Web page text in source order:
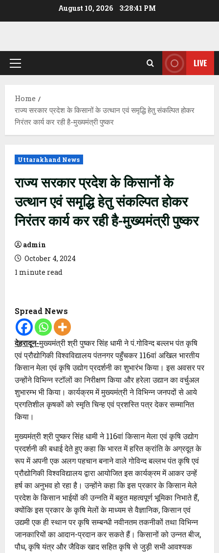
August 10, 2026 3:28:42 PM
Primary
LIVE
Home
राज्य सरकार प्रदेश के किसानों के उत्थान एवं समृद्धि हेतु संकल्पित होकर
निरंतर कार्य कर रही है-मुख्यमंत्री पुष्कर
Uttarakhand News
राज्य सरकार प्रदेश के किसानों के
उत्थान एवं समृद्धि हेतु संकल्पित होकर
निरंतर कार्य कर रही है-मुख्यमंत्री पुष्कर
admin
October 4, 2024
1 minute read
Spread News
देहरादून-मुख्यमंत्री श्री पुष्कर सिंह धामी ने पं.गोविन्द बल्लभ पंत कृषि
एवं प्रौद्योगिकी विश्वविद्यालय पंतनगर पहुँचकर 116वां अखिल भारतीय
किसान मेला एवं कृषि उद्योग प्रदर्शनी का शुभारंभ किया। इस अवसर पर
उन्होंने विभिन्न स्टॉलों का निरीक्षण किया और हरेला उद्यान का वर्चुअल
शुभारम्भ भी किया। कार्यक्रम में मुख्यमंत्री ने विभिन्न जनपदों से आये
प्रगतिशील कृषकों को स्मृति चिन्ह एवं प्रशस्ति पत्र देकर सम्मानित
किया।
मुख्यमंत्री श्री पुष्कर सिंह धामी ने 116वां किसान मेला एवं कृषि उद्योग
प्रदर्शनी की बधाई देते हुए कहा कि भारत में हरित क्रांति के अग्रदूत के
रूप में अपनी एक अलग पहचान बनाने वाले गोविन्द बल्लभ पंत कृषि एवं
प्रौद्योगिकी विश्वविद्यालय द्वारा आयोजित इस कार्यक्रम में आकर उन्हें
हर्ष का अनुभव हो रहा है। उन्होंने कहा कि इस प्रकार के किसान मेले
प्रदेश के किसान भाईयों की उन्नति में बहुत महत्वपूर्ण भूमिका निभाते हैं,
क्योंकि इस प्रकार के कृषि मेलों के माध्यम से वैज्ञानिक, किसान एवं
उद्यमी एक ही स्थान पर कृषि सम्बन्धी नवीनतम तकनीकों तथा विभिन्न
जानकारियों का आदान-प्रदान कर सकते हैं। किसानों को उन्नत बीज,
पौध, कृषि यंत्र और जैविक खाद सहित कृषि से जुड़ी सभी आवश्यक